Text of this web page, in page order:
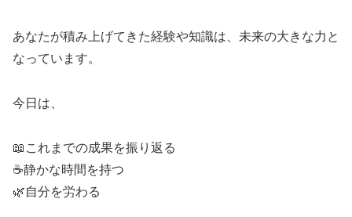
あなたが積み上げてきた経験や知識は、未来の大きな力と
なっています。
今日は、
📖これまでの成果を振り返る
☕静かな時間を持つ
🌿自分を労わる